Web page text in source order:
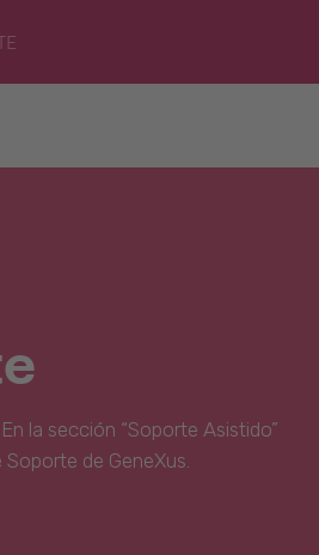
la sección “Soporte Asistido”
de GeneXus.